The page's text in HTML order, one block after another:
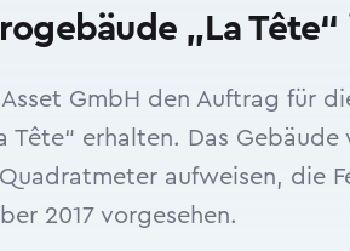
„La
GmbH den Auftrag für
Tête“ erhalten. Das
aufweisen, die
2017 vorgesehen.